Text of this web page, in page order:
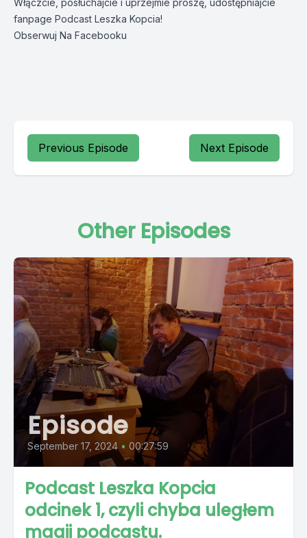
Włączcie, posłuchajcie i uprzejmie proszę, udostępniajcie
fanpage Podcast Leszka Kopcia!
Obserwuj Na Facebooku
Previous Episode Next Episode
Other Episodes
Episode
September 17, 2024 • 00:27:59
Podcast Leszka Kopcia
odcinek 1, czyli chyba uległem
magii podcastu.